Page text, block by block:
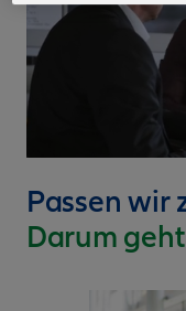
Passen wir
Darum